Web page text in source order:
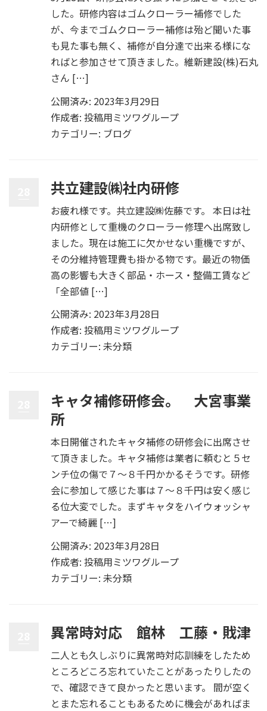
した。研修内容はゴムクローラー補修でした
が、今までゴムクローラー補修は殆ど聞いた事
も見た事も無く、補修が自分達で出来る様にな
ればと参加させて頂きました。維新建設(株)石丸
さん […]
公開済み: 2023年3月29日
作成者: 投稿用ミツワグループ
カテゴリー: ブログ
共立建設㈱社内研修
お疲れ様です。共立建設㈱佐藤です。 本日は社
内研修として重機のクローラー修理へ出席致し
ました。現在は施工に欠かせない重機ですが、
その分維持管理費も掛かる物です。最近の物価
高の影響も大きく部品・ホース・整備工賃など
「全部値 […]
公開済み: 2023年3月28日
作成者: 投稿用ミツワグループ
カテゴリー: 未分類
キャタ補修研修会。 大宮事業
所
本日開催されたキャタ補修の研修会に出席させ
て頂きました。キャタ補修は業者に頼むと５セ
ンチ位の傷で７～８千円かかるそうです。研修
会に参加して感じた事は７～８千円は安く感じ
る位大変でした。まずキャタをハイウォッシャ
アーで綺麗 […]
公開済み: 2023年3月28日
作成者: 投稿用ミツワグループ
カテゴリー: 未分類
異常時対応 館林 工藤・戝津
二人とも久しぶりに異常時対応訓練をしたため
ところどころ忘れていたことがあったりしたの
で、確認できて良かったと思います。 間が空く
とまた忘れることもあるために機会があればま